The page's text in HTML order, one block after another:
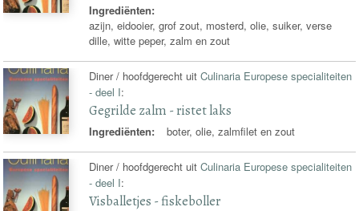
Ingrediënten:
azijn, eidooier, grof zout, mosterd, olie, suiker, verse
dille, witte peper, zalm en zout
Diner / hoofdgerecht uitCulinaria Europese specialiteiten
- deel I:
Gegrilde zalm - ristet laks
Ingrediënten: boter, olie, zalmfilet en zout
Diner / hoofdgerecht uitCulinaria Europese specialiteiten
- deel I:
Visballetjes - fiskeboller